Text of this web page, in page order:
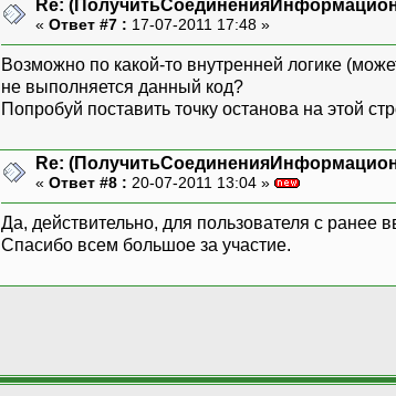
Re:
« Ответ #7 : 17-07-2011 17:48 »
Возможно по какой-то внутренней логике
не выполняется данный код?
Попробуй поставить точку останова на этой
Re:
« Ответ #8 : 20-07-2011 13:04 »
Да, действительно, для пользователя с
Спасибо всем большое за участие.